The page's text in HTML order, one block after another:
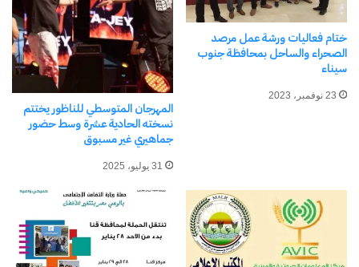
مرتبط
وزيرا الصحة والأوقاف يعقدان
لقاءً موسعًا مع وكلاء الوزارتين
بجميع محافظات الجمهورية
في "الأخبار News"
وزير الأوقاف يبلغ تهنئة الرئيس
السيسي إلى الرئيس برابو
سوبيانتو
في "الأخبار News"
ختام فعاليات ورشة عمل مرصد
الصحراء والساحل بمحافظة جنوب
سيناء
23 نوفمبر، 2023
المهرجان المتوسطي للناظور يختتم
نسخته الحادية عشرة وسط حضور
جماهيري غير مسبوق
31 يوليو، 2025